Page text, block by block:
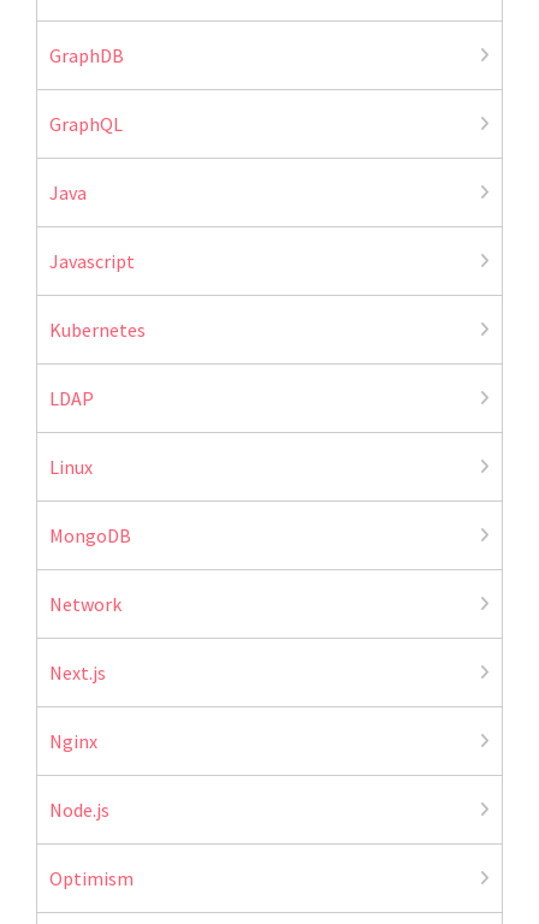
GraphDB
GraphQL
Java
Javascript
Kubernetes
LDAP
Linux
MongoDB
Network
Next.js
Nginx
Node.js
Optimism